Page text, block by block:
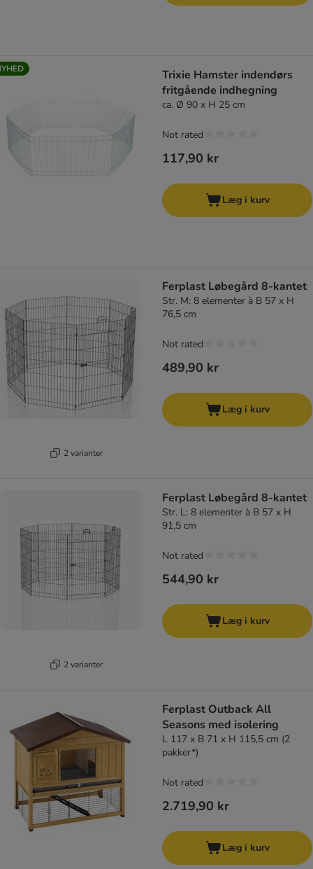
Trixie Hamster indendørs
fritgående indhegning
ca. Ø 90 x H 25 cm
117,90 kr
Not rated
Læg i kurv
2 varianter
Ferplast Løbegård 8-kantet
Str. M: 8 elementer à B 57 x H
76,5 cm
489,90 kr
Not rated
Læg i kurv
2 varianter
Ferplast Løbegård 8-kantet
Str. L: 8 elementer à B 57 x H
91,5 cm
544,90 kr
Not rated
Læg i kurv
Ferplast Outback All
Seasons med isolering
L 117 x B 71 x H 115,5 cm (2
pakker*)
2.719,90 kr
Not rated
Læg i kurv